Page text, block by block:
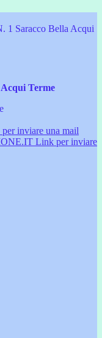
1 Saracco Bella Acqui
Terme
inviare una mail
Link per inviare